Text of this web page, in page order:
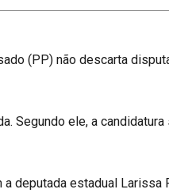
(PP) não descarta
Segundo ele, a
deputada estadual Larissa